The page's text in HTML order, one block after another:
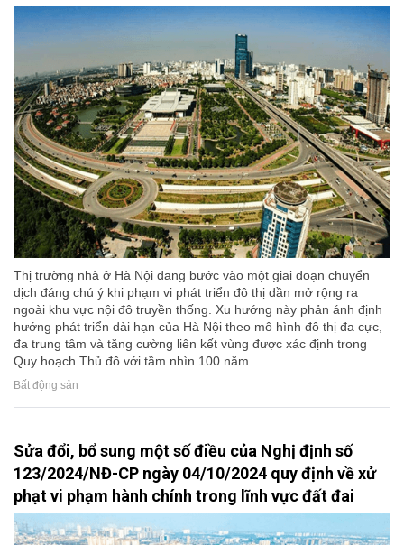
Thị trường nhà ở Hà Nội đang bước vào một giai đoạn chuyển
dịch đáng chú ý khi phạm vi phát triển đô thị dần mở rộng ra
ngoài khu vực nội đô truyền thống. Xu hướng này phản ánh định
hướng phát triển dài hạn của Hà Nội theo mô hình đô thị đa cực,
đa trung tâm và tăng cường liên kết vùng được xác định trong
Quy hoạch Thủ đô với tầm nhìn 100 năm.
Bất động sản
Sửa đổi, bổ sung một số điều của Nghị định số
123/2024/NĐ-CP ngày 04/10/2024 quy định về xử
phạt vi phạm hành chính trong lĩnh vực đất đai